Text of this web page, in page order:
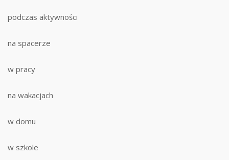
podczas aktywności
na spacerze
w pracy
na wakacjach
w domu
w szkole